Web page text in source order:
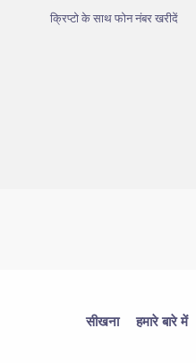
क्रिप्टो के साथ फोन नंबर खरीदें
सीखना हमारे बारे में